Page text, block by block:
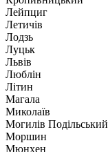
Лейпциг
Летичів
Лодзь
Луцьк
Львів
Люблін
Літин
Магала
Миколаїв
Могилів Подільський
Моршин
Мюнхен